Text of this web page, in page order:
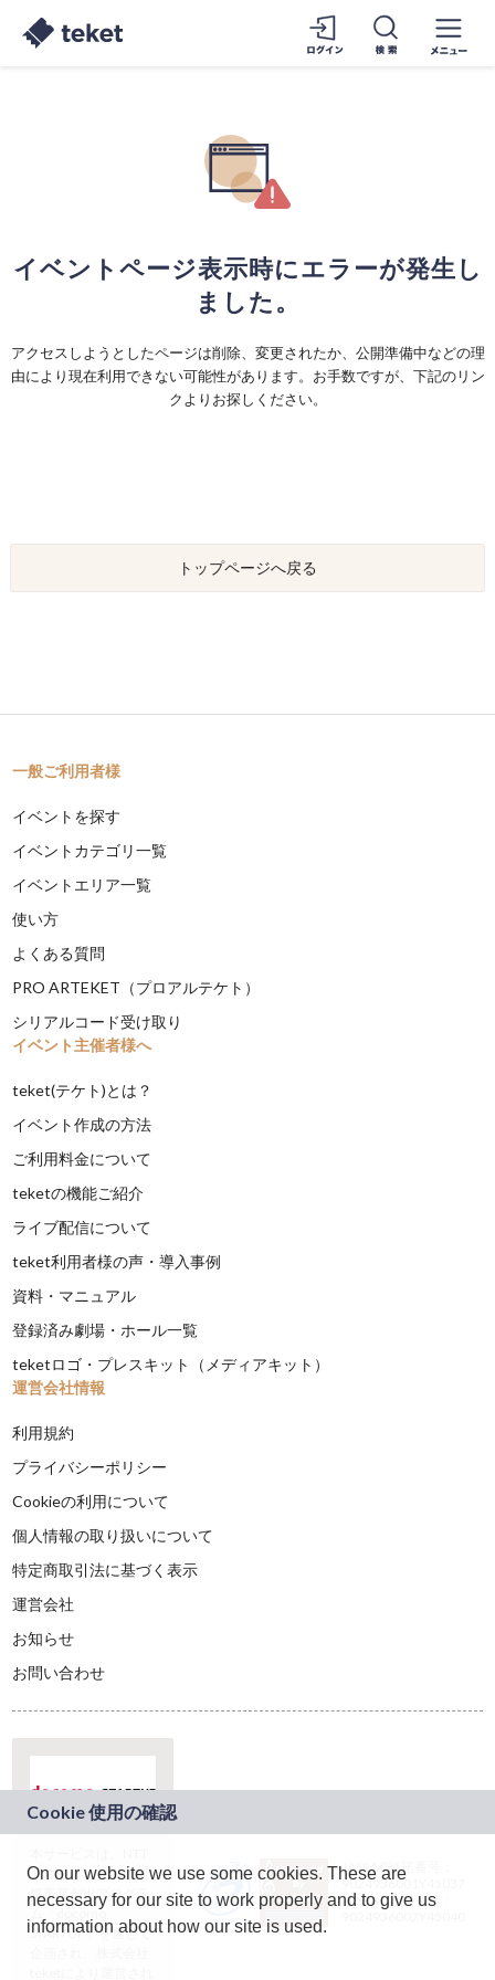
イベントページ表示時にエラーが発生し
ました。
アクセスしようとしたページは削除、変更されたか、公開準備中などの理
由により現在利用できない可能性があります。お手数ですが、下記のリン
クよりお探しください。
トップページへ戻る
一般ご利用者様
イベントを探す
イベントカテゴリ一覧
イベントエリア一覧
使い方
よくある質問
PRO ARTEKET（プロアルテケト）
シリアルコード受け取り
イベント主催者様へ
teket(テケト)とは？
イベント作成の方法
ご利用料金について
teketの機能ご紹介
ライブ配信について
teket利用者様の声・導入事例
資料・マニュアル
登録済み劇場・ホール一覧
teketロゴ・プレスキット（メディアキット）
運営会社情報
利用規約
プライバシーポリシー
Cookieの利用について
個人情報の取り扱いについて
特定商取引法に基づく表示
運営会社
お知らせ
お問い合わせ
ドコモグループの新
規事業創出プログラ
ム「docomo
STARTUP」を通じて
JASRAC許諾番号：
9024936001Y45037
JASRAC許諾番号：
On our website we use some cookies. These are
necessary for our site to work properly and to give us
information about how our site is used.